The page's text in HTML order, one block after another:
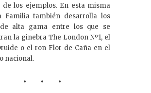
de los ejemplos. En esta misma
Familia también desarrolla los
alta gama entre los que se
la ginebra The London Nº1, el
o el ron Flor de Caña en el
nacional.